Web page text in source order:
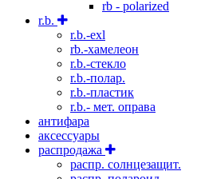
rb - polarized
r.b.
r.b.-exl
rb.-хамелеон
r.b.-стекло
r.b.-полар.
r.b.-пластик
r.b.- мет. оправа
антифара
аксессуары
распродажа
распр. солнцезащит.